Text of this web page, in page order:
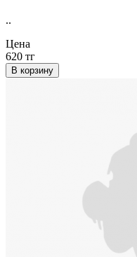
..
Цена
620 тг
В корзину